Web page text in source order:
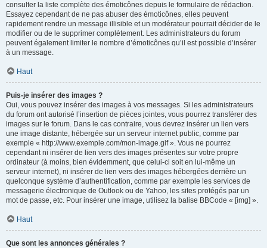
consulter la liste complète des émoticônes depuis le formulaire de rédaction.
Essayez cependant de ne pas abuser des émoticônes, elles peuvent
rapidement rendre un message illisible et un modérateur pourrait décider de le
modifier ou de le supprimer complètement. Les administrateurs du forum
peuvent également limiter le nombre d’émoticônes qu’il est possible d’insérer
à un message.
Haut
Puis-je insérer des images ?
Oui, vous pouvez insérer des images à vos messages. Si les administrateurs
du forum ont autorisé l’insertion de pièces jointes, vous pourrez transférer des
images sur le forum. Dans le cas contraire, vous devrez insérer un lien vers
une image distante, hébergée sur un serveur internet public, comme par
exemple « http://www.exemple.com/mon-image.gif ». Vous ne pourrez
cependant ni insérer de lien vers des images présentes sur votre propre
ordinateur (à moins, bien évidemment, que celui-ci soit en lui-même un
serveur internet), ni insérer de lien vers des images hébergées derrière un
quelconque système d’authentification, comme par exemple les services de
messagerie électronique de Outlook ou de Yahoo, les sites protégés par un
mot de passe, etc. Pour insérer une image, utilisez la balise BBCode « [img] ».
Haut
Que sont les annonces générales ?